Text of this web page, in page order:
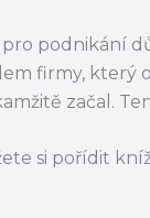
podnikání
firmy, který
začal.
si pořídit